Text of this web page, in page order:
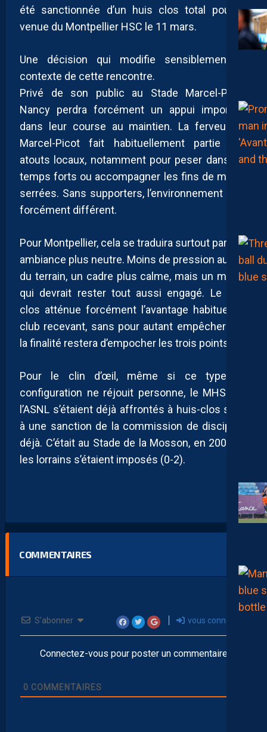
été sanctionnée d’un huis clos total pour la
venue du Montpellier HSC le 11 mars.
Une décision qui modifie sensiblement le
contexte de cette rencontre.
Privé de son public au Stade Marcel-Picot,
Nancy perdra forcément un appui important
dans leur course au maintien. La ferveur de
Marcel-Picot fait habituellement partie des
atouts locaux, notamment pour peser dans les
temps forts ou accompagner les fins de match
serrées. Sans supporters, l’environnement sera
forcément différent.
Pour Montpellier, cela se traduira surtout par une
ambiance plus neutre. Moins de pression autour
du terrain, un cadre plus calme, mais un match
qui devrait rester tout aussi engagé. Le huis
clos atténue forcément l’avantage habituel du
club recevant, sans pour autant empêcher que
la finalité restera d’empocher les trois points.
Pour le clin d’œil, même si ce type de
configuration ne réjouit personne, le MHSC et
l’ASNL s’étaient déjà affrontés à huis-clos suite
à une sanction de la commission de discipline
déjà. C’était au Stade de la Mosson, en 2009, et
les lorrains s’étaient imposés (0-2).
COMMENTAIRES
S’abonner vous connecter
Connectez-vous pour poster un commentaire
0 COMMENTAIRES